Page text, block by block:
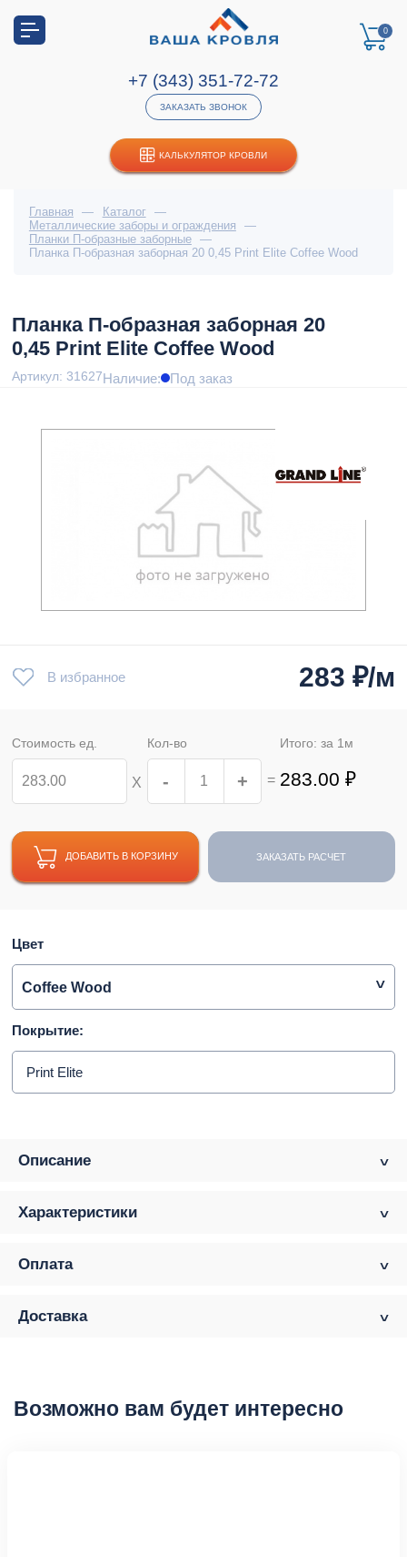
КАЛЬКУЛЯТОР КРОВЛИ
0
+7 (343) 351-72-72
ЗАКАЗАТЬ ЗВОНОК
Главная — Каталог
—
Металлические заборы и ограждения
—
Планки П-образные заборные
—
Планка П-образная заборная 20 0,45 Print Elite Coffee Wood
Планка П-образная заборная 20
0,45 Print Elite Coffee Wood
Артикул: 31627Наличие: Под заказ
В избранное 283 ₽/м
Стоимость ед.
Х
Кол-во
- + =
Итого: за 1 м
283.00 ₽
ДОБАВИТЬ В КОРЗИНУ ЗАКАЗАТЬ РАСЧЕТ
Цвет
Coffee Wood
Покрытие:
Print Elite
Описание
Характеристики
Оплата
Доставка
Возможно вам будет интересно